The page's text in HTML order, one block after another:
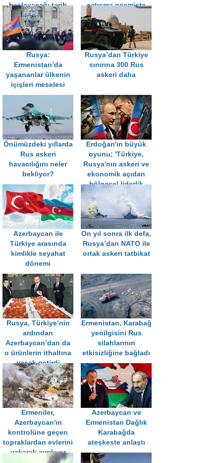
başlayacağı tarih
açıklandı!
çatışma geçmişte
kaldı
Rusya:
Ermenistan’da
yaşananlar ülkenin
içişleri meselesi
Rusya’dan Türkiye
sınırına 300 Rus
askeri daha
Önümüzdeki yıllarda
Rus askeri
havacılığını neler
bekliyor?
Erdoğan'ın büyük
oyunu; 'Türkiye,
Rusya'nın askeri ve
ekonomik açıdan
bölgesel liderlik
okuyor'
Azerbaycan ile
Türkiye arasında
kimlikle seyahat
dönemi
On yıl sonra ilk defa,
Rusya’dan NATO ile
ortak askeri tatbikat
Rusya, Türkiye’nin
ardından
Azerbaycan’dan da
o ürünlerin ithaltına
yasak getirdi
Ermenistan, Karabağ
yenilgisini Rus
silahlarının
etkisizliğine bağladı
Ermeniler,
Azerbaycan'ın
kontrolüne geçen
topraklardan evlerini
yakarak ayrılıyor
Azerbaycan ve
Ermenistan Dağlık
Karabağda
ateşkeste anlaştı